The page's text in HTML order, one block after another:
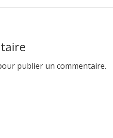
publier un commentaire.